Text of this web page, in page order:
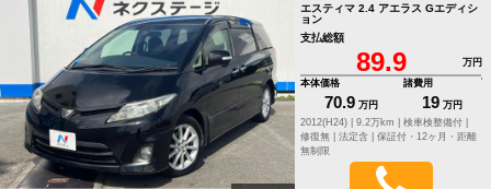
エスティマ 2.4 アエラス Gエディシ
ョン
支払総額
89.9
万円
本体価格
70.9 万円
諸費用
19 万円
2012(H24) |
9.2万km |
検車検整備付 |
修復無 | 法定含 | 保証付・12ヶ月・距離
無制限